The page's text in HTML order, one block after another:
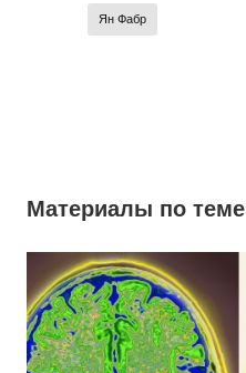
Ян Фабр
Материалы по теме